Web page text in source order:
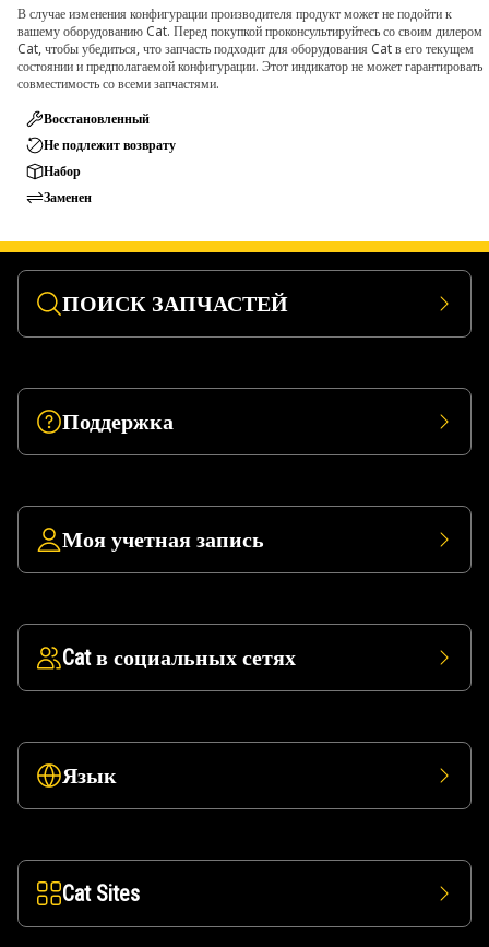
В случае изменения конфигурации производителя продукт может не подойти к
вашему оборудованию Cat. Перед покупкой проконсультируйтесь со своим дилером
Cat, чтобы убедиться, что запчасть подходит для оборудования Cat в его текущем
состоянии и предполагаемой конфигурации. Этот индикатор не может гарантировать
совместимость со всеми запчастями.
Восстановленный
Не подлежит возврату
Набор
Заменен
ПОИСК ЗАПЧАСТЕЙ
Поддержка
Моя учетная запись
Cat в социальных сетях
Язык
Cat Sites